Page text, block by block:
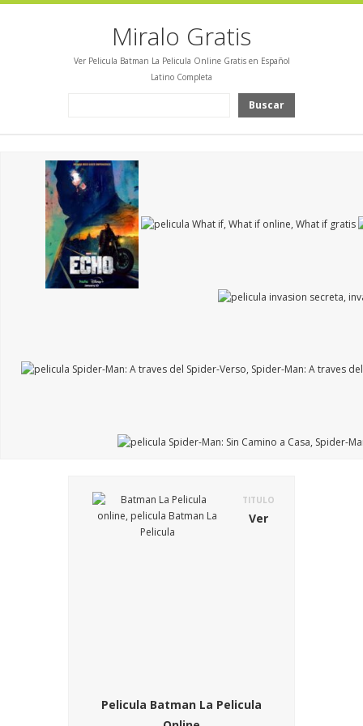
Miralo Gratis
Ver Pelicula Batman La Pelicula Online Gratis en Español
Latino Completa
Buscar
TITULO
Ver
Pelicula Batman La Pelicula